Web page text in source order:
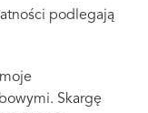
podlegają
Skargę